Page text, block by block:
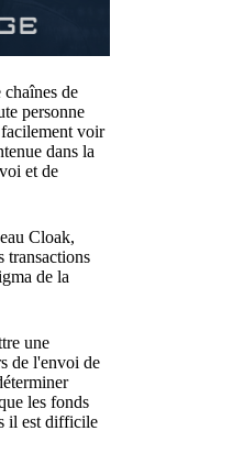
de
personne
voir
dans la
et de
Cloak,
transactions
de la
une
de l'envoi de
les fonds
il est difficile